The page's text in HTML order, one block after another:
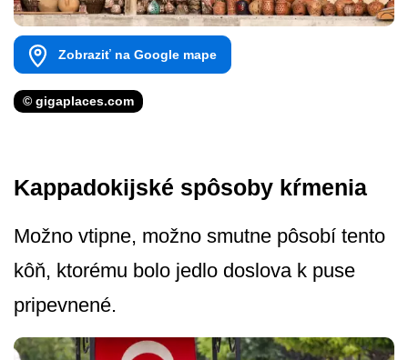
Zobraziť na Google mape
© gigaplaces.com
Kappadokijské spôsoby kŕmenia
Možno vtipne, možno smutne pôsobí tento
kôň, ktorému bolo jedlo doslova k puse
pripevnené.